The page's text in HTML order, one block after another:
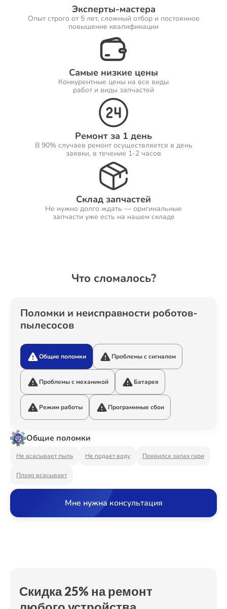
Эксперты-мастера
Опыт строго от 5 лет, сложный отбор и постоянное
повышение квалификации
Самые низкие цены
Конкурентные цены на все виды
работ и виды запчастей
Ремонт за 1 день
В 90% случаев ремонт осуществляется в день
заявки, в течение 1-2 часов
Склад запчастей
Не нужно долго ждать — оригинальные
запчасти уже есть на нашем складе
Что сломалось?
Поломки и неисправности роботов-
пылесосов
Общие поломки Проблемы с сигналом
Проблемы с механикой Батарея
Режим работы Программные сбои
Общие поломки
Не всасывает пыль Не подает воду Появился запах гари
Плохо всасывает
Мне нужна консультация
Скидка 25% на ремонт
Ремонт Саундбаров
Ремонт VR систем
Ремонт Сабвуферов
Ремонт Посудомоечных машин
Ремонт Холодильников
Ремонт Видеостен
Ремонт Интерактивных панелей